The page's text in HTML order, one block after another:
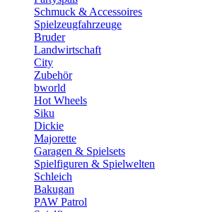
Schmuck & Accessoires
Spielzeugfahrzeuge
Bruder
Landwirtschaft
City
Zubehör
bworld
Hot Wheels
Siku
Dickie
Majorette
Garagen & Spielsets
Spielfiguren & Spielwelten
Schleich
Bakugan
PAW Patrol